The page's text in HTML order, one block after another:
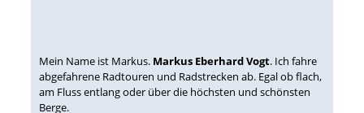
Mein Name ist Markus. Markus Eberhard Vogt. Ich fahre
abgefahrene Radtouren und Radstrecken ab. Egal ob flach,
am Fluss entlang oder über die höchsten und schönsten
Berge.